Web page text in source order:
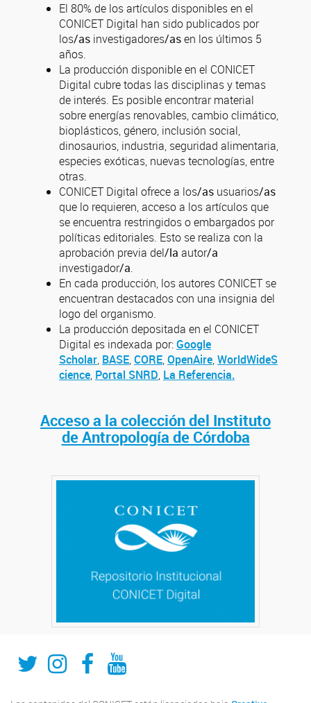
El 80% de los artículos disponibles en el
CONICET Digital han sido publicados por
los/as investigadores/asen los últimos 5
años.
La producción disponible en el CONICET
Digital cubre todas las disciplinas y temas
de interés. Es posible encontrar material
sobre energías renovables, cambio climático,
bioplásticos, género, inclusión social,
dinosaurios, industria, seguridad alimentaria,
especies exóticas, nuevas tecnologías, entre
otras.
CONICET Digital ofrece a los/as usuarios/as
que lo requieren, acceso a los artículos que
se encuentra restringidos o embargados por
políticas editoriales. Esto se realiza con la
aprobación previa del/la autor/a
investigador/a.
En cada producción, los autores CONICET se
encuentran destacados con una insignia del
logo del organismo.
La producción depositada en el CONICET
Digital es indexada por:Google
Scholar, BASE,CORE,OpenAire,WorldWideS
cience, Portal SNRD, La Referencia.
Acceso a la colección del Instituto
de Antropología de Córdoba
Twitter
Instagram
Fecebook
Youtube